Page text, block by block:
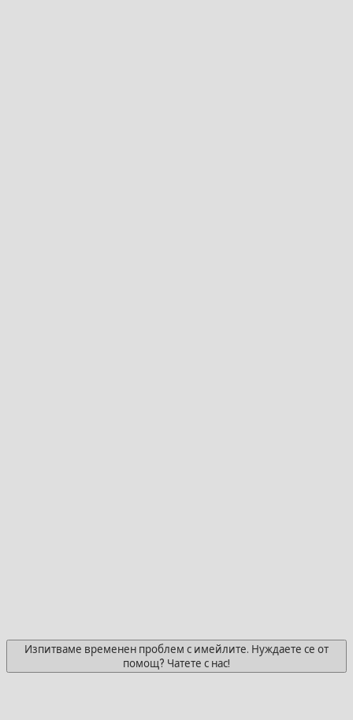
Изпитваме временен проблем с имейлите. Нуждаете се от
помощ? Чатете с нас!